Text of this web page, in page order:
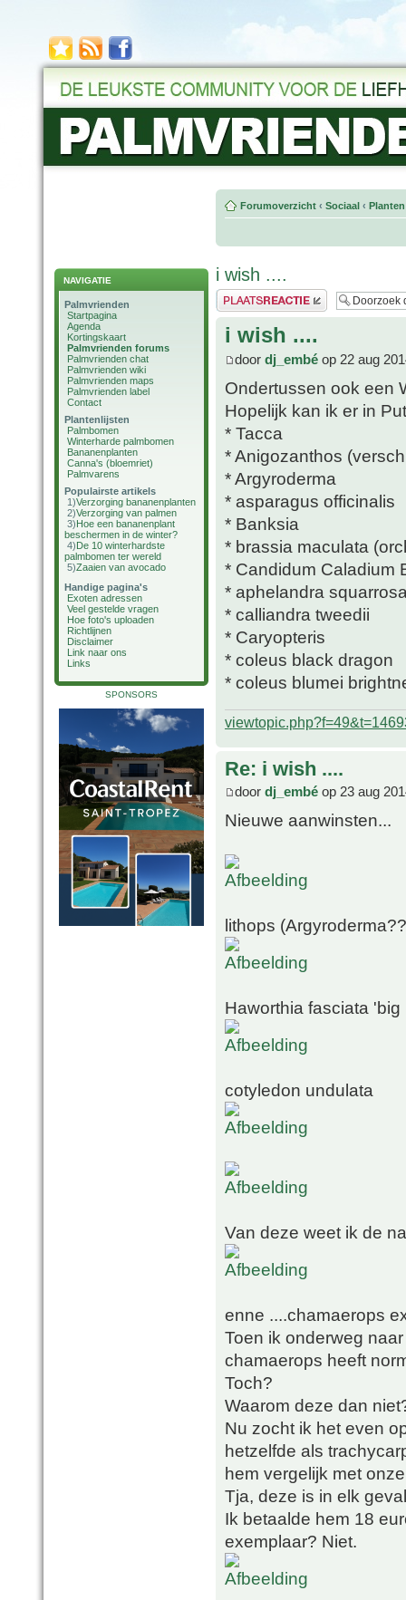
NAVIGATIE
Palmvrienden
Startpagina
Agenda
Kortingskaart
Palmvrienden forums
Palmvrienden chat
Palmvrienden wiki
Palmvrienden maps
Palmvrienden label
Contact
Plantenlijsten
Palmbomen
Winterharde palmbomen
Bananenplanten
Canna's (bloemriet)
Palmvarens
Populairste artikels
1)Verzorging bananenplanten
2)Verzorging van palmen
3)Hoe een bananenplant
beschermen in de winter?
4)De 10 winterhardste
palmbomen ter wereld
5)Zaaien van avocado
Handige pagina's
Exoten adressen
Veel gestelde vragen
Hoe foto's uploaden
Richtlijnen
Disclaimer
Link naar ons
Links
SPONSORS
Forumoverzicht ‹ Sociaal ‹
i wish ....
Plaats een reactie
i wish ....
door dj_embé op 22 aug
Ondertussen ook een
Hopelijk kan ik er in
* Tacca
* Anigozanthos
* Argyroderma
* asparagus officinalis
* Banksia
* brassia maculata
* Candidum Caladium
* aphelandra
* calliandra tweedii
* Caryopteris
* coleus black dragon
* coleus blumei
Re: i wish ....
door dj_embé op 23 aug
Nieuwe aanwinsten...
lithops
Haworthia fasciata 'big
cotyledon undulata
Van deze weet ik de
enne ....chamaerops
Toen ik onderweg
chamaerops heeft
Toch?
Waarom deze dan
Nu zocht ik het even
hetzelfde als
hem vergelijk met
Tja, deze is in elk
Ik betaalde hem 18
exemplaar? Niet.